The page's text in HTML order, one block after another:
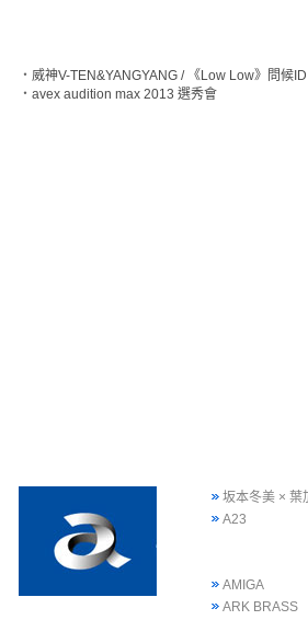
‧ 威神V-TEN&YANGYANG / 《Low Low》問候ID
‧ avex audition max 2013 選秀會
坂本冬美 × 葉
A23
AMIGA
ARK BRASS